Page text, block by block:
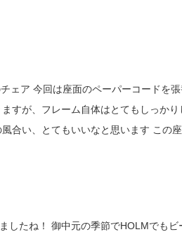
ェア 今回は座面のペーパーコードを
、とてもいいなと思います この座面
したね！ 御中元の季節でHOLMでもビ